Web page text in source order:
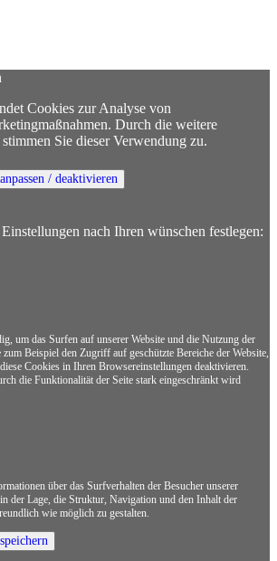
Cookies zur Analyse von
Durch die weitere
Sie dieser Verwendung zu.
/ deaktivieren
nach Ihren wünschen festlegen:
um das Surfen auf unserer Website und die Nutzung der
Beispiel den Zugriff auf geschützte Bereiche der Website,
Cookies in Ihren Browsereinstellungen deaktivieren.
die Funktionalität der Seite stark eingeschränkt wird
über das Surfverhalten der Besucher unserer
der Lage, die Struktur, Navigation und den Inhalt der
wie möglich zu gestalten.